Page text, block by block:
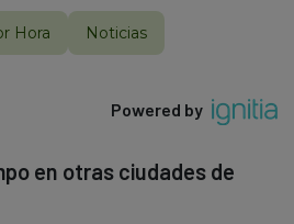
Hora Noticias
Powered by
en otras ciudades de